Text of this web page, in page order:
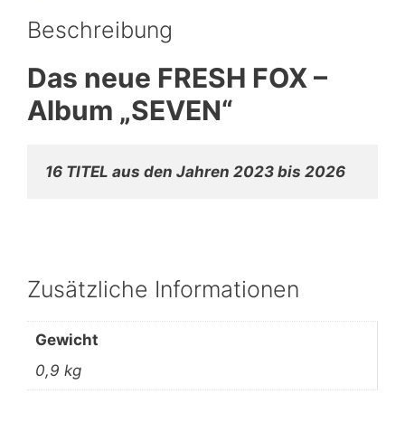
Beschreibung
Das neue FRESH FOX –
Album „SEVEN“
16 TITEL aus den Jahren 2023 bis 2026
Zusätzliche Informationen
Gewicht
0,9 kg